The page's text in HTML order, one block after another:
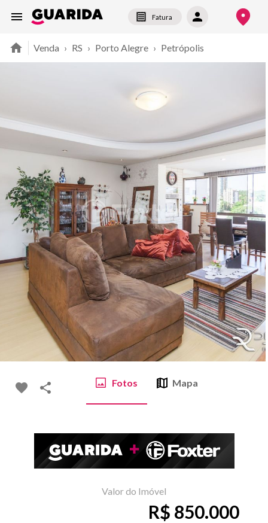
Fatura
Venda › RS › Porto Alegre › Petrópolis
Fotos Mapa
Valor do Imóvel
R$ 850.000